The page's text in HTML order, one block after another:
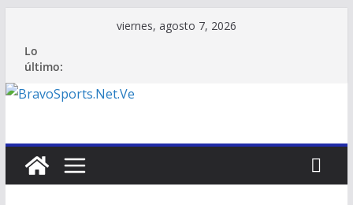
contenido
viernes, agosto 7, 2026
Lo
último: